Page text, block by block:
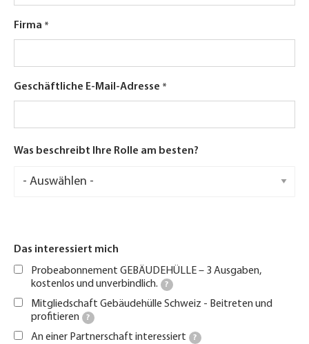
Firma
Geschäftliche E-Mail-Adresse
Was beschreibt Ihre Rolle am besten?
beschreibt
Das interessiert mich
Probeabonnement GEBÄUDEHÜLLE – 3 Ausgaben,
kostenlos und unverbindlich.
?
Mitgliedschaft Gebäudehülle Schweiz - Beitreten und
profitieren
?
An einer Partnerschaft interessiert ?